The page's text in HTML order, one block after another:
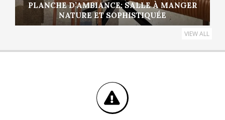
PLANCHE D’AMBIANCE: SALLE À MANGER
NATURE ET SOPHISTIQUÉE
VIEW ALL